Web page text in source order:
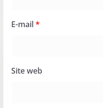
E-mail*
Site web